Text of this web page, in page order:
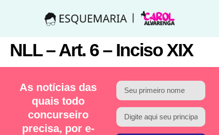
NLL – Art. 6 – Inciso XIX
As notícias das
quais todo
concurseiro
precisa, por e-